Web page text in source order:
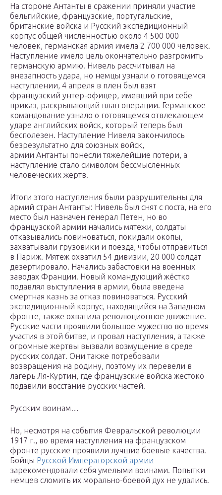
На стороне Антанты в сражении приняли участие
бельгийские, французские, португальские,
британские войска и Русский экспедиционный
корпус общей численностью около 4 500 000
человек, германская армия имела 2 700 000 человек.
Наступление имело цель окончательно разгромить
германскую армию. Нивель рассчитывал на
внезапность удара, но немцы узнали о готовящемся
наступлении, 4 апреля в плен был взят
французский унтер-офицер, имевший при себе
приказ, раскрывающий план операции. Германское
командование узнало о готовящемся отвлекающем
ударе английских войск, который теперь был
бесполезен. Наступление Нивеля закончилось
безрезультатно для союзных войск,
армии Антанты понесли тяжелейшие потери, а
наступление стало символом бессмысленных
человеческих жертв.
Итоги этого наступления были разрушительны для
армий стран Антанты: Нивель был снят с поста, на его
место был назначен генерал Петен, но во
французской армии начались мятежи, солдаты
отказывались повиноваться, покидали окопы,
захватывали грузовики и поезда, чтобы отправиться
в Париж. Мятеж охватил 54 дивизии, 20 000 солдат
дезертировало. Начались забастовки на военных
заводах Франции. Новый командующий жёстко
подавлял выступления в армии, была введена
смертная казнь за отказ повиноваться. Русский
экспедиционный корпус, находящийся на Западном
фронте, также охватила революционное движение.
Русские части проявили большое мужество во время
участия в этой битве, и провал наступления, а также
огромные жертвы вызвали возмущение в среде
русских солдат. Они также потребовали
возвращения на родину, поэтому их перевели в
лагерь Ля-Куртин, где французские войска жестоко
подавили восстание русских частей.
Русским воинам…
Но, несмотря на события Февральской революции
1917 г., во время наступления на французском
фронте русские проявили лучшие боевые качества.
Бойцы Русской Императорской армии
зарекомендовали себя умелыми воинами. Попытки
немцев сломить их морально-боевой дух не удались.